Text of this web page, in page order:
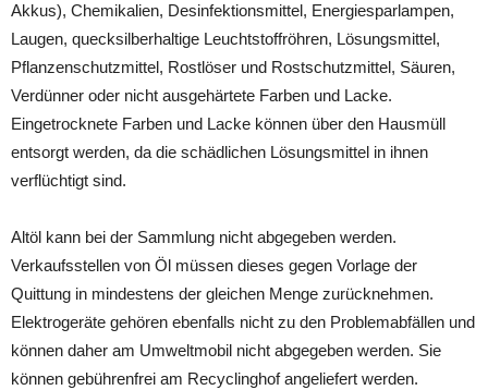
Akkus), Chemikalien, Desinfektionsmittel, Energiesparlampen,
Laugen, quecksilberhaltige Leuchtstoffröhren, Lösungsmittel,
Pflanzenschutzmittel, Rostlöser und Rostschutzmittel, Säuren,
Verdünner oder nicht ausgehärtete Farben und Lacke.
Eingetrocknete Farben und Lacke können über den Hausmüll
entsorgt werden, da die schädlichen Lösungsmittel in ihnen
verflüchtigt sind.
Altöl kann bei der Sammlung nicht abgegeben werden.
Verkaufsstellen von Öl müssen dieses gegen Vorlage der
Quittung in mindestens der gleichen Menge zurücknehmen.
Elektrogeräte gehören ebenfalls nicht zu den Problemabfällen und
können daher am Umweltmobil nicht abgegeben werden. Sie
können gebührenfrei am Recyclinghof angeliefert werden.